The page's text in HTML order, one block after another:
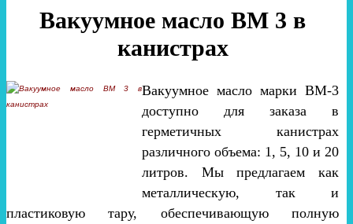
Вакуумное масло ВМ 3 в
канистрах
Вакуумное масло марки ВМ-3
доступно для заказа в
герметичных канистрах
различного объема: 1, 5, 10 и 20
литров. Мы предлагаем как
металлическую, так и
пластиковую тару, обеспечивающую полную